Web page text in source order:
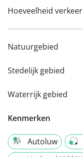
Hoeveelheid verkeer
Natuurgebied
Stedelijk gebied
Waterrijk gebied
Kenmerken
Autoluw